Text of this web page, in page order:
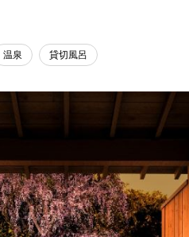
温泉 貸切風呂